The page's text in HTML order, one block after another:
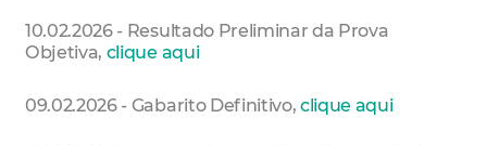
10.02.2026 - Resultado Preliminar da Prova
Objetiva, clique aqui
09.02.2026 - Gabarito Definitivo,clique aqui